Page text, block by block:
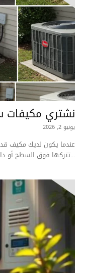
نشتري مكيفات سكراب
يونيو 2, 2026
عندما يكون لديك مكيف
تتركها فوق السطح أو داخل المخزن بلا فائدة، لأننا نشتري...